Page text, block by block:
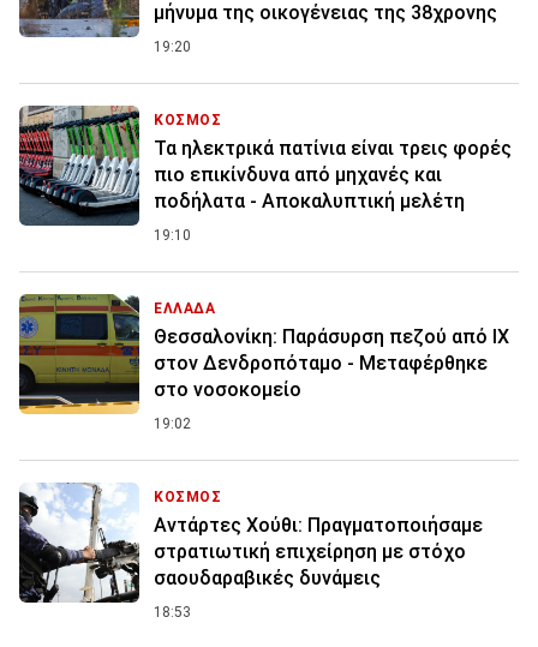
μήνυμα της οικογένειας της 38χρονης
19:20
ΚΟΣΜΟΣ
Τα ηλεκτρικά πατίνια είναι τρεις φορές
πιο επικίνδυνα από μηχανές και
ποδήλατα - Αποκαλυπτική μελέτη
19:10
ΕΛΛΑΔΑ
Θεσσαλονίκη: Παράσυρση πεζού από ΙΧ
στον Δενδροπόταμο - Μεταφέρθηκε
στο νοσοκομείο
19:02
ΚΟΣΜΟΣ
Αντάρτες Χούθι: Πραγματοποιήσαμε
στρατιωτική επιχείρηση με στόχο
σαουδαραβικές δυνάμεις
18:53